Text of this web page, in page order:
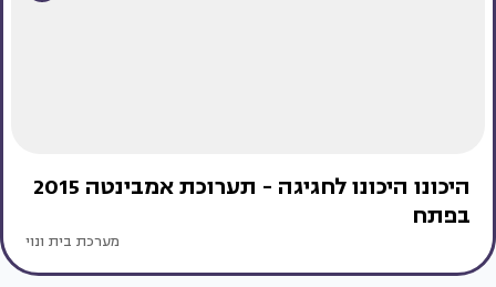
היכונו היכונו לחגיגה - תערוכת אמבינטה 2015
בפתח
מערכת בית ונוי